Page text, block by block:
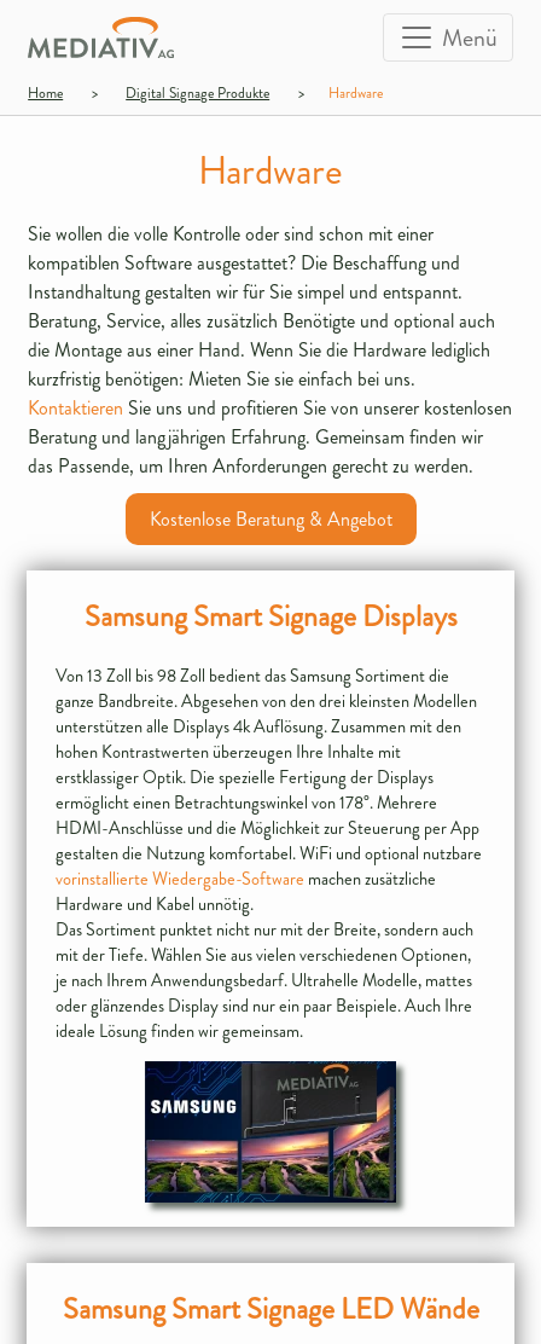
Menü
Home > Digital Signage Produkte > Hardware
Hardware
Sie wollen die volle Kontrolle oder sind schon mit einer
kompatiblen Software ausgestattet? Die Beschaffung und
Instandhaltung gestalten wir für Sie simpel und entspannt.
Beratung, Service, alles zusätzlich Benötigte und optional auch
die Montage aus einer Hand. Wenn Sie die Hardware lediglich
kurzfristig benötigen: Mieten Sie sie einfach bei uns.
Kontaktieren Sie uns und profitieren Sie von unserer kostenlosen
Beratung und langjährigen Erfahrung. Gemeinsam finden wir
das Passende, um Ihren Anforderungen gerecht zu werden.
Kostenlose Beratung & Angebot
Samsung Smart Signage Displays
Von 13 Zoll bis 98 Zoll bedient das Samsung Sortiment die
ganze Bandbreite. Abgesehen von den drei kleinsten Modellen
unterstützen alle Displays 4k Auflösung. Zusammen mit den
hohen Kontrastwerten überzeugen Ihre Inhalte mit
erstklassiger Optik. Die spezielle Fertigung der Displays
ermöglicht einen Betrachtungswinkel von 178°. Mehrere
HDMI-Anschlüsse und die Möglichkeit zur Steuerung per App
gestalten die Nutzung komfortabel. WiFi und optional nutzbare
vorinstallierte Wiedergabe-Software machen zusätzliche
Hardware und Kabel unnötig.
Das Sortiment punktet nicht nur mit der Breite, sondern auch
mit der Tiefe. Wählen Sie aus vielen verschiedenen Optionen,
je nach Ihrem Anwendungsbedarf. Ultrahelle Modelle, mattes
oder glänzendes Display sind nur ein paar Beispiele. Auch Ihre
ideale Lösung finden wir gemeinsam.
Samsung Smart Signage LED Wände